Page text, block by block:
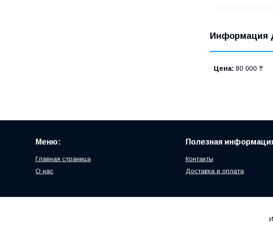
Информация
Цена: 80 000 ₸
Меню:
Главная страница
О нас
Полезная
Контакты
Доставка и оплата